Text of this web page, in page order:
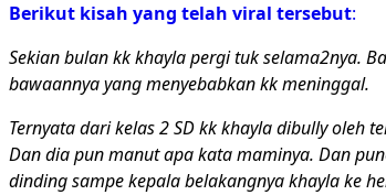
Berikut kisah yang telah viral tersebut:
Sekian bulan kk khayla pergi tuk selama2nya.
bawaannya yang menyebabkan kk meninggal.
Ternyata dari kelas 2 SD kk khayla dibully oleh
Dan dia pun manut apa kata maminya. Dan
dinding sampe kepala belakangnya khayla ke